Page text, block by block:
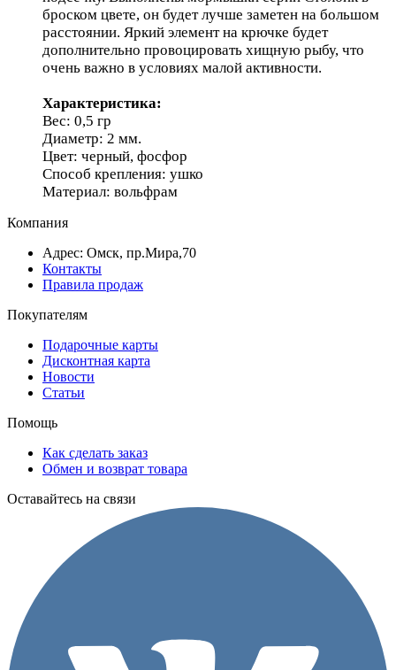
броском цвете, он будет лучше заметен на большом
расстоянии. Яркий элемент на крючке будет
дополнительно провоцировать хищную рыбу, что
очень важно в условиях малой активности.
Характеристика:
Вес: 0,5 гр
Диаметр: 2 мм.
Цвет: черный, фосфор
Способ крепления: ушко
Материал: вольфрам
Компания
Адрес: Омск, пр.Мира,70
Контакты
Правила продаж
Покупателям
Подарочные карты
Дисконтная карта
Новости
Статьи
Помощь
Как сделать заказ
Обмен и возврат товара
Оставайтесь на связи